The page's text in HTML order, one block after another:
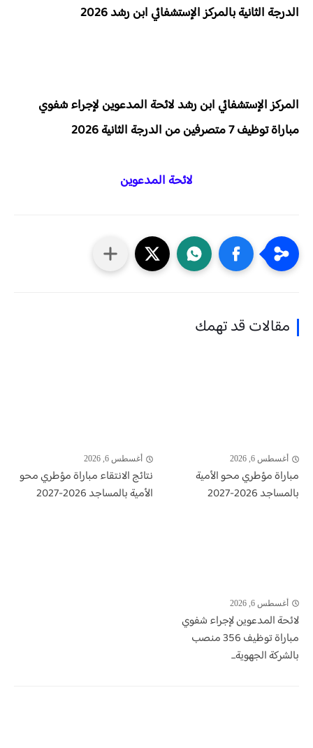
الدرجة الثانية بالمركز الإستشفائي ابن رشد 2026
المركز الإستشفائي ابن رشد لائحة المدعوين لإجراء شفوي
مباراة توظيف 7 متصرفين من الدرجة الثانية 2026
لائحة المدعوين
مقالات قد تهمك
أغسطس 6, 2026
مباراة مؤطري محو الأمية
بالمساجد 2026-2027
أغسطس 6, 2026
نتائج الانتقاء مباراة مؤطري محو
الأمية بالمساجد 2026-2027
أغسطس 6, 2026
لائحة المدعوين لإجراء شفوي
مباراة توظيف 356 منصب
بالشركة الجهوية...